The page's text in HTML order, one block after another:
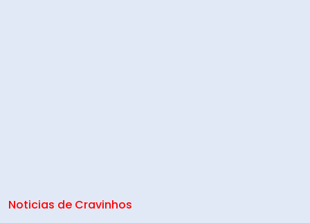
Noticias de Cravinhos